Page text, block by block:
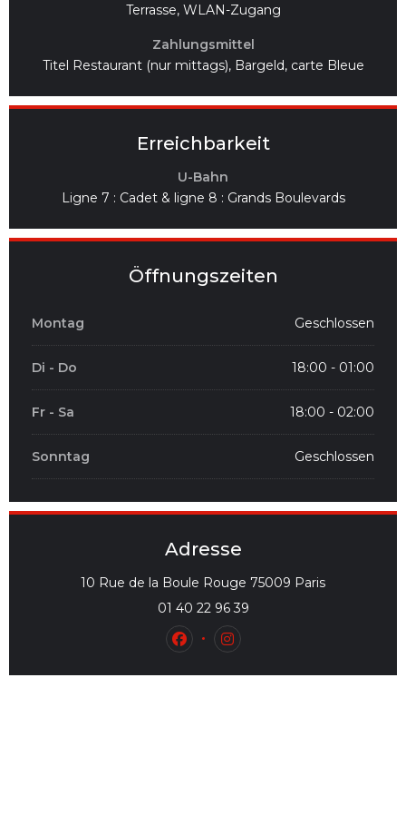
Terrasse, WLAN-Zugang
Zahlungsmittel
Titel Restaurant (nur mittags), Bargeld, carte Bleue
Erreichbarkeit
U-Bahn
Ligne 7 : Cadet & ligne 8 : Grands Boulevards
Öffnungszeiten
Montag Geschlossen
Di - Do 18:00 - 01:00
Fr - Sa 18:00 - 02:00
Sonntag Geschlossen
Adresse
10 Rue de la Boule Rouge 75009 Paris((öffnet ein
01 40 22 96 39
Facebook ((öffnet ein neues
Instagram ((öffnet ein